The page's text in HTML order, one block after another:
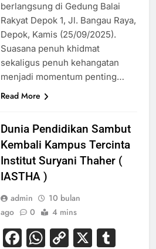
berlangsung di Gedung Balai
Rakyat Depok 1, Jl. Bangau Raya,
Depok, Kamis (25/09/2025).
Suasana penuh khidmat
sekaligus penuh kehangatan
menjadi momentum penting…
Read More
Dunia Pendidikan Sambut
Kembali Kampus Tercinta
Institut Suryani Thaher (
IASTHA )
admin
10 bulan
ago
0 4 mins
Facebook
WhatsApp
Copy
X